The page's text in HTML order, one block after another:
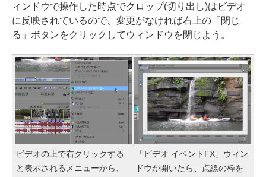
ィンドウで操作した時点でクロップ(切り出し)はビデオ
に反映されているので、変更がなければ右上の「閉じ
る」ボタンをクリックしてウィンドウを閉じよう。
ビデオの上で右クリックする
と表示されるメニューから、
「ビデオ イベントFX」ウィン
ドウが開いたら、点線の枠を